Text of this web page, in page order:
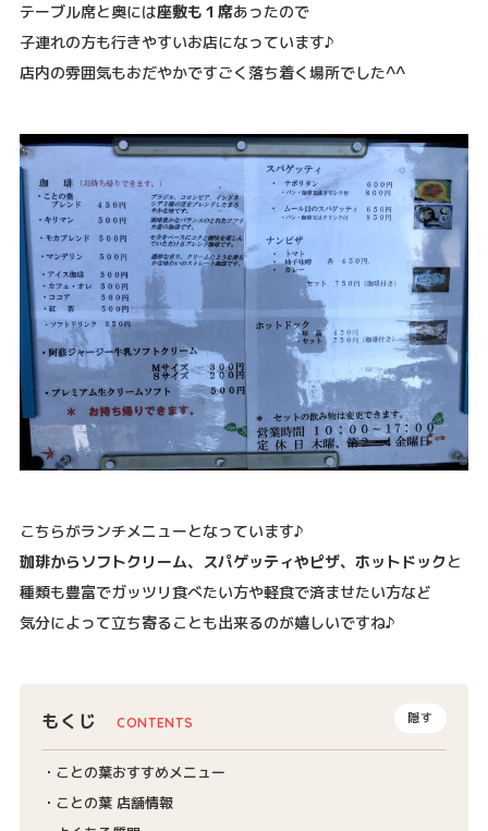
テーブル席と奥には座敷も１席あったので
子連れの方も行きやすいお店になっています♪
店内の雰囲気もおだやかですごく落ち着く場所でした^^
こちらがランチメニューとなっています♪
珈琲からソフトクリーム、スパゲッティやピザ、ホットドック と
種類も豊富でガッツリ食べたい方や軽食で済ませたい方など
気分によって立ち寄ることも出来るのが嬉しいですね♪
もくじ 隠す
ことの葉おすすめメニュー
ことの葉 店舗情報